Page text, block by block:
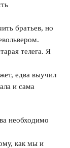
братьев, но
телега. Я
едва выучил
и сама
необходимо
как мы и